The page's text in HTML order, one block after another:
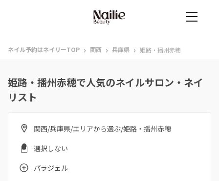
ネイル予約はネイリーTOP › 関西 › 兵庫県 › 姫路・播州赤穂
姫路・播州赤穂で人気のネイルサロン・ネイ
リスト
関西/兵庫県/エリアから選ぶ/姫路・播州赤穂
選択しない
パラジェル